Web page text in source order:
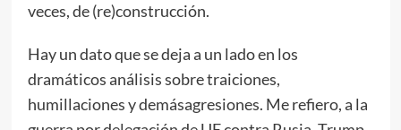
veces, de (re)construcción.
Hay un dato que se deja a un lado en los
dramáticos análisis sobre traiciones,
humillaciones y demásagresiones. Me refiero, a la